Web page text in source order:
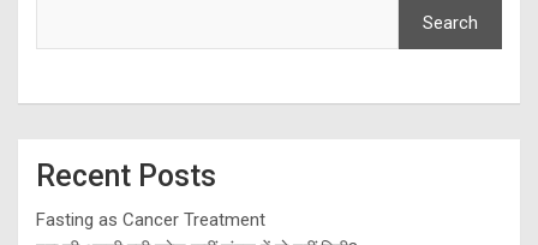
Search
Recent Posts
Fasting as Cancer Treatment